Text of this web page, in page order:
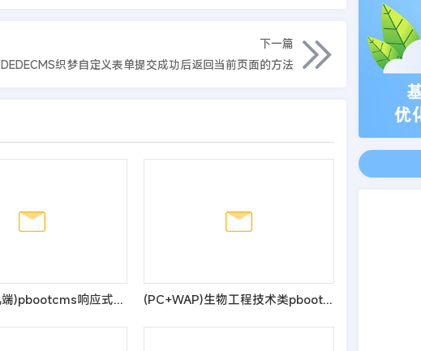
下一篇
DEDECMS织梦自定义表单提交成功后返回当前页面的方法
(自适应手机端)pbootcms响应式化妆美容网站模板 口红唇膏化妆品类网站源码 (PC+WAP)生物工程技术类pbootcms网站模板 健康管理药品药业网站源码